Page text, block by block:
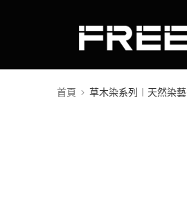
首頁 草木染系列︱天然染藝